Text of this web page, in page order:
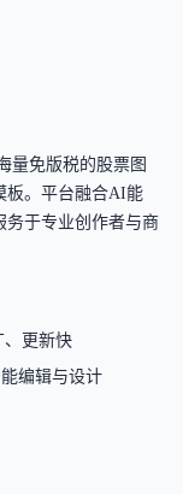
量免版税的股票图
板。平台融合AI能
务于专业创作者与商
、更新快
编辑与设计